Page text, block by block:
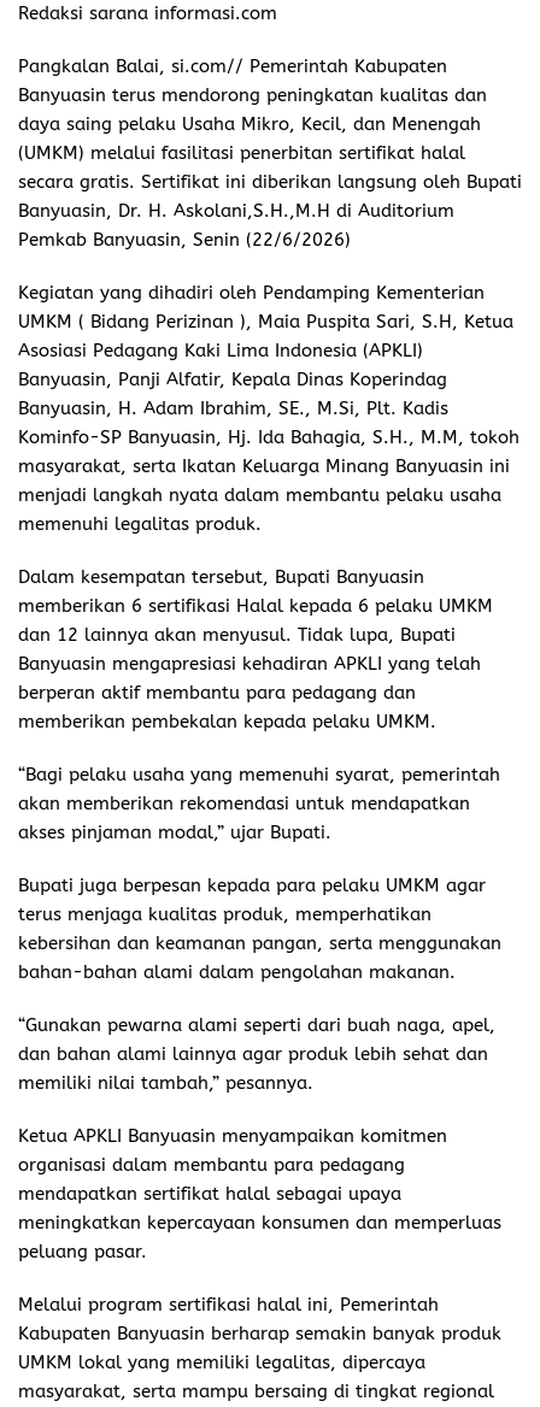
Redaksi sarana informasi.com
Pangkalan Balai, si.com// Pemerintah Kabupaten
Banyuasin terus mendorong peningkatan kualitas dan
daya saing pelaku Usaha Mikro, Kecil, dan Menengah
(UMKM) melalui fasilitasi penerbitan sertifikat halal
secara gratis. Sertifikat ini diberikan langsung oleh Bupati
Banyuasin, Dr. H. Askolani,S.H.,M.H di Auditorium
Pemkab Banyuasin, Senin (22/6/2026)
Kegiatan yang dihadiri oleh Pendamping Kementerian
UMKM ( Bidang Perizinan ), Maia Puspita Sari, S.H, Ketua
Asosiasi Pedagang Kaki Lima Indonesia (APKLI)
Banyuasin, Panji Alfatir, Kepala Dinas Koperindag
Banyuasin, H. Adam Ibrahim, SE., M.Si, Plt. Kadis
Kominfo-SP Banyuasin, Hj. Ida Bahagia, S.H., M.M, tokoh
masyarakat, serta Ikatan Keluarga Minang Banyuasin ini
menjadi langkah nyata dalam membantu pelaku usaha
memenuhi legalitas produk.
Dalam kesempatan tersebut, Bupati Banyuasin
memberikan 6 sertifikasi Halal kepada 6 pelaku UMKM
dan 12 lainnya akan menyusul. Tidak lupa, Bupati
Banyuasin mengapresiasi kehadiran APKLI yang telah
berperan aktif membantu para pedagang dan
memberikan pembekalan kepada pelaku UMKM.
“Bagi pelaku usaha yang memenuhi syarat, pemerintah
akan memberikan rekomendasi untuk mendapatkan
akses pinjaman modal,” ujar Bupati.
Bupati juga berpesan kepada para pelaku UMKM agar
terus menjaga kualitas produk, memperhatikan
kebersihan dan keamanan pangan, serta menggunakan
bahan-bahan alami dalam pengolahan makanan.
“Gunakan pewarna alami seperti dari buah naga, apel,
dan bahan alami lainnya agar produk lebih sehat dan
memiliki nilai tambah,” pesannya.
Ketua APKLI Banyuasin menyampaikan komitmen
organisasi dalam membantu para pedagang
mendapatkan sertifikat halal sebagai upaya
meningkatkan kepercayaan konsumen dan memperluas
peluang pasar.
Melalui program sertifikasi halal ini, Pemerintah
Kabupaten Banyuasin berharap semakin banyak produk
UMKM lokal yang memiliki legalitas, dipercaya
masyarakat, serta mampu bersaing di tingkat regional